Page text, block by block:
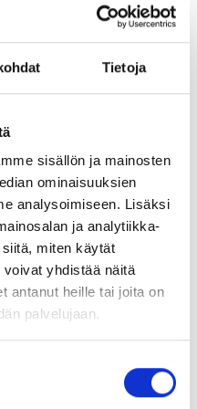
Tietoja
sisällön ja mainosten
ominaisuuksien
analysoimiseen. Lisäksi
ja analytiikka-
miten käytät
yhdistää näitä
antanut heille tai joita on
palvelujaan.
silloin, kun olet
ollessasi
lomautettuna,
vaikka työsuhteesi
kuluessa, säilytät
työssäolo- ja